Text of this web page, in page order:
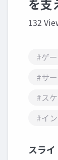
を支
132
#ゲ
#サ
#ス
#イ
スラ